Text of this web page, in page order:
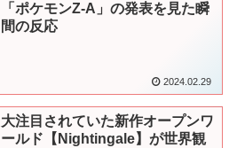
「ポケモンZ-A」の発表を見た瞬
間の反応
2024.02.29
大注目されていた新作オープンワ
ールド【Nightingale】が世界観